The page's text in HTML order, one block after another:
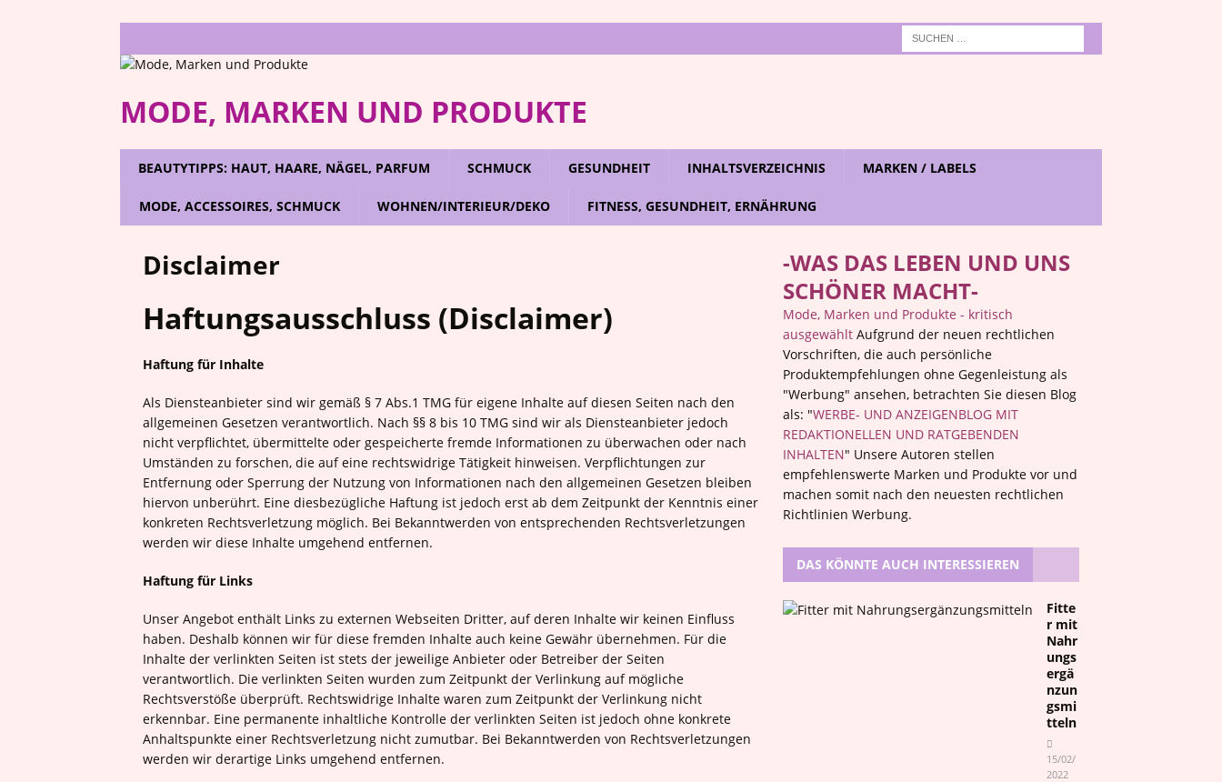
MODE, MARKEN UND PRODUKTE
BEAUTYTIPPS: HAUT, HAARE, NÄGEL, PARFUM SCHMUCK GESUNDHEIT INHALTSVERZEICHNIS MARKEN / LABELS
MODE, ACCESSOIRES, SCHMUCK WOHNEN/INTERIEUR/DEKO FITNESS, GESUNDHEIT, ERNÄHRUNG
Disclaimer
Haftungsausschluss (Disclaimer)
Haftung für Inhalte
Als Diensteanbieter sind wir gemäß § 7 Abs.1 TMG für eigene Inhalte auf diesen Seiten nach den
allgemeinen Gesetzen verantwortlich. Nach §§ 8 bis 10 TMG sind wir als Diensteanbieter jedoch
nicht verpflichtet, übermittelte oder gespeicherte fremde Informationen zu überwachen oder nach
Umständen zu forschen, die auf eine rechtswidrige Tätigkeit hinweisen. Verpflichtungen zur
Entfernung oder Sperrung der Nutzung von Informationen nach den allgemeinen Gesetzen bleiben
hiervon unberührt. Eine diesbezügliche Haftung ist jedoch erst ab dem Zeitpunkt der Kenntnis einer
konkreten Rechtsverletzung möglich. Bei Bekanntwerden von entsprechenden Rechtsverletzungen
werden wir diese Inhalte umgehend entfernen.
Haftung für Links
Unser Angebot enthält Links zu externen Webseiten Dritter, auf deren Inhalte wir keinen Einfluss
haben. Deshalb können wir für diese fremden Inhalte auch keine Gewähr übernehmen. Für die
Inhalte der verlinkten Seiten ist stets der jeweilige Anbieter oder Betreiber der Seiten
verantwortlich. Die verlinkten Seiten wurden zum Zeitpunkt der Verlinkung auf mögliche
Rechtsverstöße überprüft. Rechtswidrige Inhalte waren zum Zeitpunkt der Verlinkung nicht
erkennbar. Eine permanente inhaltliche Kontrolle der verlinkten Seiten ist jedoch ohne konkrete
Anhaltspunkte einer Rechtsverletzung nicht zumutbar. Bei Bekanntwerden von Rechtsverletzungen
werden wir derartige Links umgehend entfernen.
-WAS DAS LEBEN UND UNS
SCHÖNER MACHT-
Mode, Marken und Produkte - kritisch
ausgewählt Aufgrund der neuen rechtlichen
Vorschriften, die auch persönliche
Produktempfehlungen ohne Gegenleistung als
"Werbung" ansehen, betrachten Sie diesen Blog
als: "WERBE- UND ANZEIGENBLOG MIT
REDAKTIONELLEN UND RATGEBENDEN
INHALTEN" Unsere Autoren stellen
empfehlenswerte Marken und Produkte vor und
machen somit nach den neuesten rechtlichen
Richtlinien Werbung.
DAS KÖNNTE AUCH INTERESSIEREN
Fitte
r mit
Nahr
ungs
ergä
nzun
gsmi
tteln
15/02/
2022